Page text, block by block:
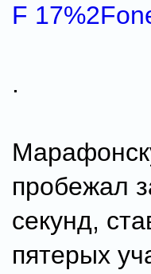
F
.
пробежал
секунд,
пятерых